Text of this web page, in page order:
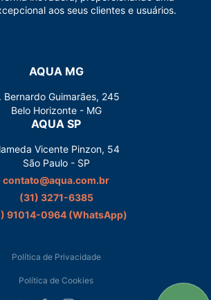
aos seus clientes e usuários.
AQUA MG
Bernardo Guimarães, 245
Belo Horizonte - MG
AQUA SP
Vicente Pinzon, 54
São Paulo - SP
contato@aqua.com.br
(31) 3271-6385
91014-0964‬ (WhatsApp)
Política de Privacidade
Política de Cookies